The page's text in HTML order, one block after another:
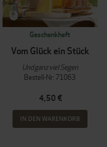
Geschenkheft
Vom Glück ein Stück
Und ganz viel Segen
Bestell-Nr: 71063
4,50 €
IN DEN WARENKORB